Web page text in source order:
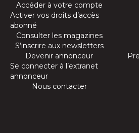
Accéder à votre compte
Activer vos droits d’accès
abonné
Consulter les magazines
S’inscrire aux newsletters
Devenir annonceur
Se connecter à l’extranet
annonceur
Nous contacter